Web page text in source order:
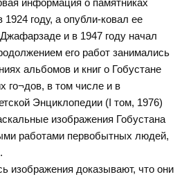
информация о памятниках
году, а опубли-ковал ее
и в 1947 году начал
его работ занимались
альбомов и книг о Гобустане
го¬дов, в том числе и в
Энциклопедии (I том, 1976)
изображения Гобустана
работами первобытных людей,
изображения доказывают, что они